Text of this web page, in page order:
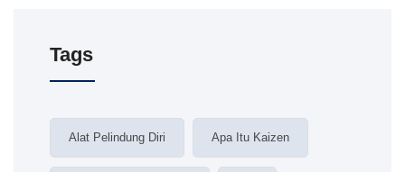
Tags
Alat Pelindung Diri Apa Itu Kaizen